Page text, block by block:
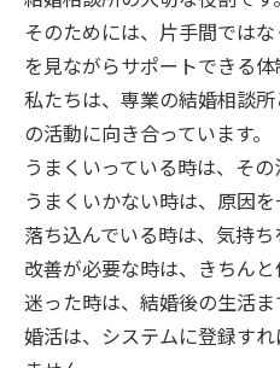
そのためには、片手間では
を見ながらサポートできる体
私たちは、専業の結婚相談
の活動に向き合っています。
うまくいっている時は、その
うまくいかない時は、原因を
落ち込んでいる時は、気持ち
改善が必要な時は、きちんと
迷った時は、結婚後の生活ま
婚活は、システムに登録す